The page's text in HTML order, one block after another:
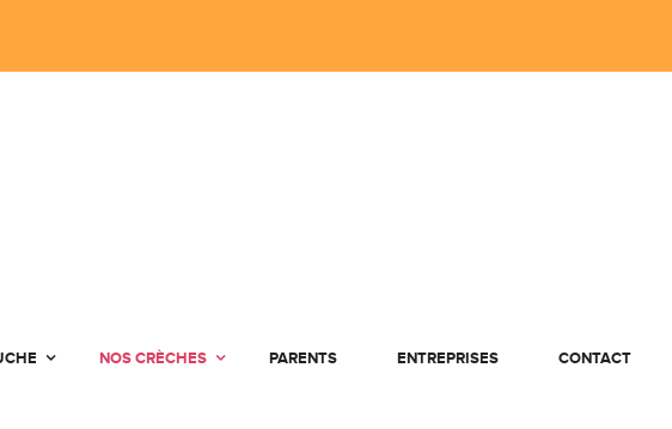
NOS CRÈCHES PARENTS ENTREPRISES CONTACT